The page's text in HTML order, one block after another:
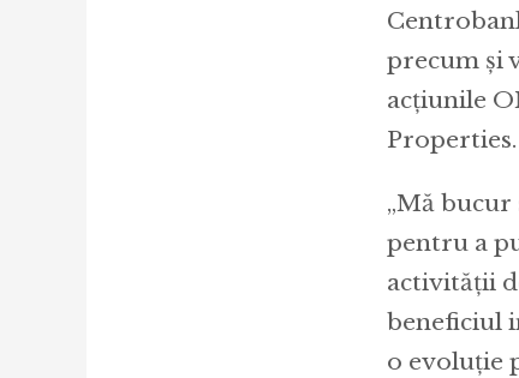
precum și
acțiunile
Properties.
„Mă bucur
pentru a
activității
beneficiul
o evoluție